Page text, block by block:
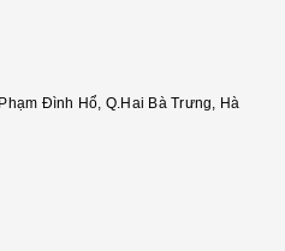
Đình Hổ, Q.Hai Bà Trưng, Hà